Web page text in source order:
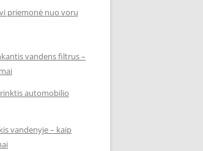
priemonė nuo vorų
vandens filtrus –
automobilio
vandenyje – kaip